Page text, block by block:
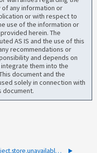
any information or
or with respect to
use of the information or
herein. The
AS IS and the use of this
recommendations or
and depends on
them into the
document and the
solely in connection with
document.
object.store.unavailable アラートを断続的に受信する